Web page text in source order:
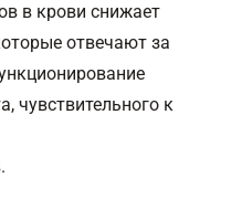
в крови снижает
отвечают за
чувствительного к